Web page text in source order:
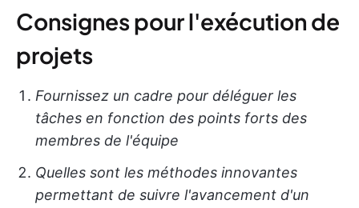
Consignes pour l'exécution de
projets
Fournissez un cadre pour déléguer les
tâches en fonction des points forts des
membres de l'équipe
Quelles sont les méthodes innovantes
permettant de suivre l'avancement d'un